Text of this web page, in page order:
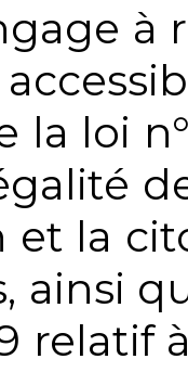
à
la loi
la
ainsi
relatif